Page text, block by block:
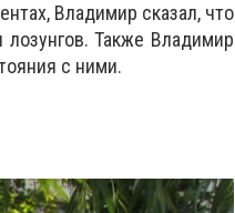
Владимир сказал, что
лозунгов. Также Владимир
с ними.